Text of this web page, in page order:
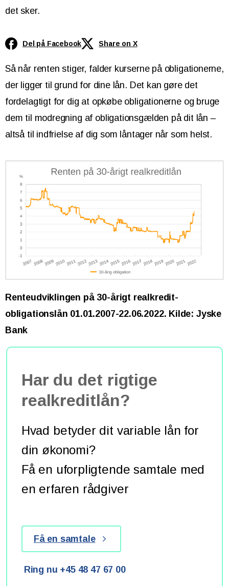
det sker.
Del på Facebook Share on X
Så når renten stiger, falder kurserne på obligationerne,
der ligger til grund for dine lån. Det kan gøre det
fordelagtigt for dig at opkøbe obligationerne og bruge
dem til modregning af obligationsgælden på dit lån –
altså til indfrielse af dig som låntager når som helst.
Renteudviklingen på 30-årigt realkredit-
obligationslån 01.01.2007-22.06.2022. Kilde: Jyske
Bank
Har du det rigtige
realkreditlån?
Hvad betyder dit variable lån for
din økonomi?
Få en uforpligtende samtale med
en erfaren rådgiver
Få en samtale
Ring nu +45 48 47 67 00